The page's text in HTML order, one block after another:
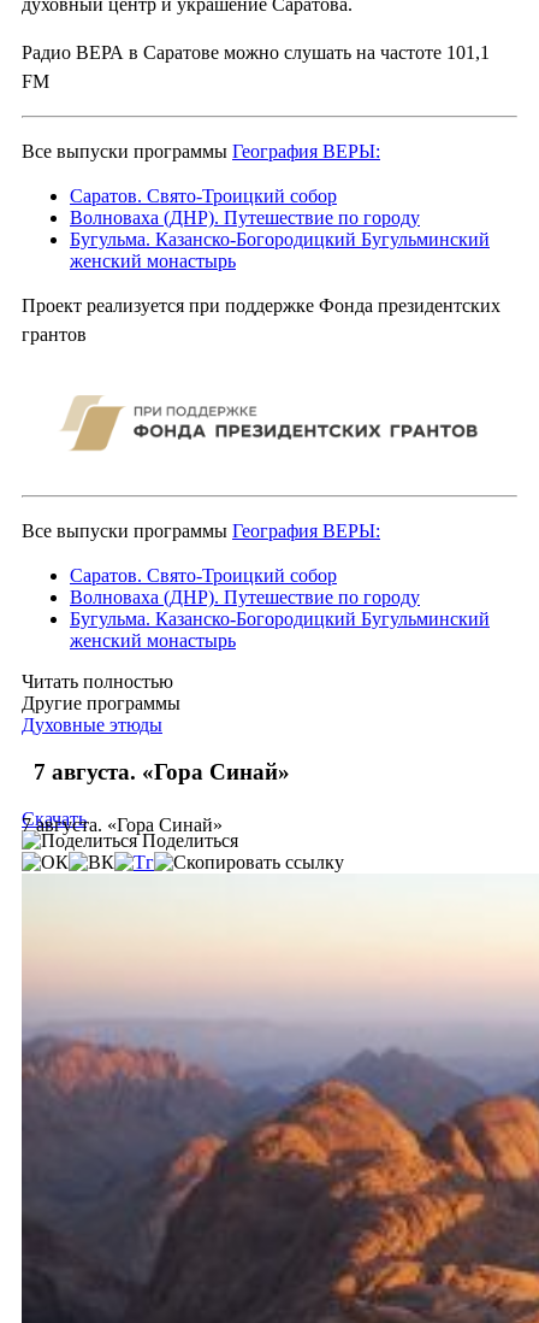
духовный центр и украшение Саратова.
Радио ВЕРА в Саратове можно слушать на частоте 101,1
FM
Все выпуски программы География ВЕРЫ:
Саратов. Свято-Троицкий собор
Волноваха (ДНР). Путешествие по городу
Бугульма. Казанско-Богородицкий Бугульминский
женский монастырь
Проект реализуется при поддержке Фонда президентских
грантов
Все выпуски программы География ВЕРЫ:
Саратов. Свято-Троицкий собор
Волноваха (ДНР). Путешествие по городу
Бугульма. Казанско-Богородицкий Бугульминский
женский монастырь
Читать полностью
Другие программы
Духовные этюды
7 августа. «Гора Синай»
7 августа. «Гора Синай»
Скачать
Поделиться